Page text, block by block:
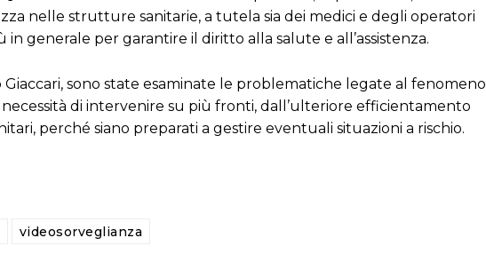
nelle strutture sanitarie, a tutela sia dei medici e degli operatori
generale per garantire il diritto alla salute e all’assistenza.
sono state esaminate le problematiche legate al fenomeno
di intervenire su più fronti, dall’ulteriore efficientamento
perché siano preparati a gestire eventuali situazioni a rischio.
videosorveglianza